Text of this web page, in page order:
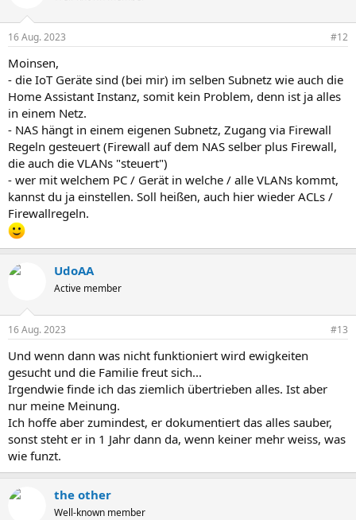
16 Aug. 2023 #12
Moinsen,
- die IoT Geräte sind (bei mir) im selben Subnetz wie auch die
Home Assistant Instanz, somit kein Problem, denn ist ja alles
in einem Netz.
- NAS hängt in einem eigenen Subnetz, Zugang via Firewall
Regeln gesteuert (Firewall auf dem NAS selber plus Firewall,
die auch die VLANs "steuert")
- wer mit welchem PC / Gerät in welche / alle VLANs kommt,
kannst du ja einstellen. Soll heißen, auch hier wieder ACLs /
Firewallregeln.
UdoAA
Active member
16 Aug. 2023 #13
Und wenn dann was nicht funktioniert wird ewigkeiten
gesucht und die Familie freut sich...
Irgendwie finde ich das ziemlich übertrieben alles. Ist aber
nur meine Meinung.
Ich hoffe aber zumindest, er dokumentiert das alles sauber,
sonst steht er in 1 Jahr dann da, wenn keiner mehr weiss, was
wie funzt.
the other
Well-known member